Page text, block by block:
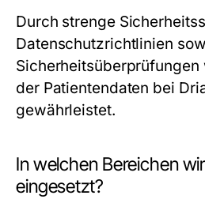
Durch strenge
Datenschutzrichtlinien
der Patientendaten bei
gewährleistet.
In welchen Bereichen
eingesetzt?